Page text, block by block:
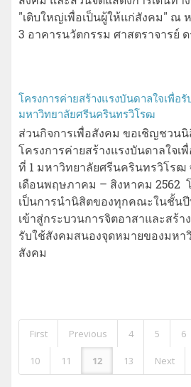
"เติบใหญ่เพื่อเป็นผู้ให้แก่สังคม" ณ
3 อาคารนวัตกรรม ศาสตราจารย์
โครงการค่ายสร้างแรงบันดาลใจเพื่อ
มหาวิทยาลัยศรีนครินทรวิโรฒ
ส่วนกิจการเพื่อสังคม ขอเชิญชวนนิ
โครงการค่ายสร้างแรงบันดาลใจ
ที่ 1 มหาวิทยาลัยศรีนครินทรวิโรฒ
เดือนพฤษภาคม – สิงหาคม 2562
เป็นการนำนิสิตของทุกคณะในชั้น
เข้าสู่กระบวนการจิตอาสาและสร้า
รับใช้สังคมสนองจุดหมายของมหา
สังคม
First Previous 4 5 6
10 11 12 13 Next